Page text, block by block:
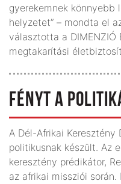
gyerekemnek könnyebb
helyzetet” – mondta el
választotta a DIMENZIÓ
megtakarítási
FÉNYT A
A Dél-Afrikai Keresztény
politikusnak készült. Az
keresztény prédikátor,
az afrikai missziói során.